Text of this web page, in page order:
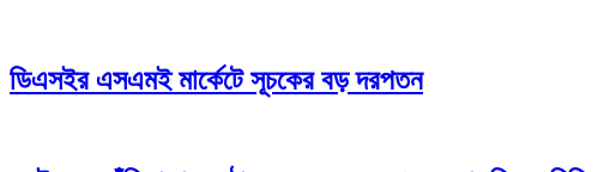
ডিএসইর এসএমই মার্কেটে সূচকের বড় দরপতন